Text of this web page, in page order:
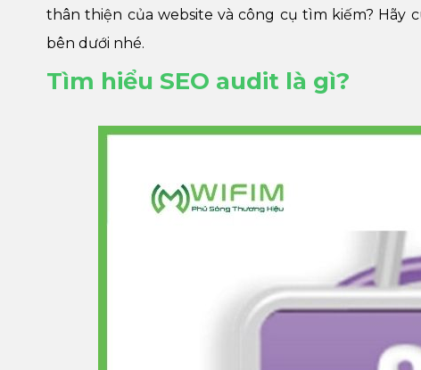
thân thiện của website và công cụ tìm kiếm? Hãy
bên dưới nhé.
Tìm hiểu SEO audit là gì?